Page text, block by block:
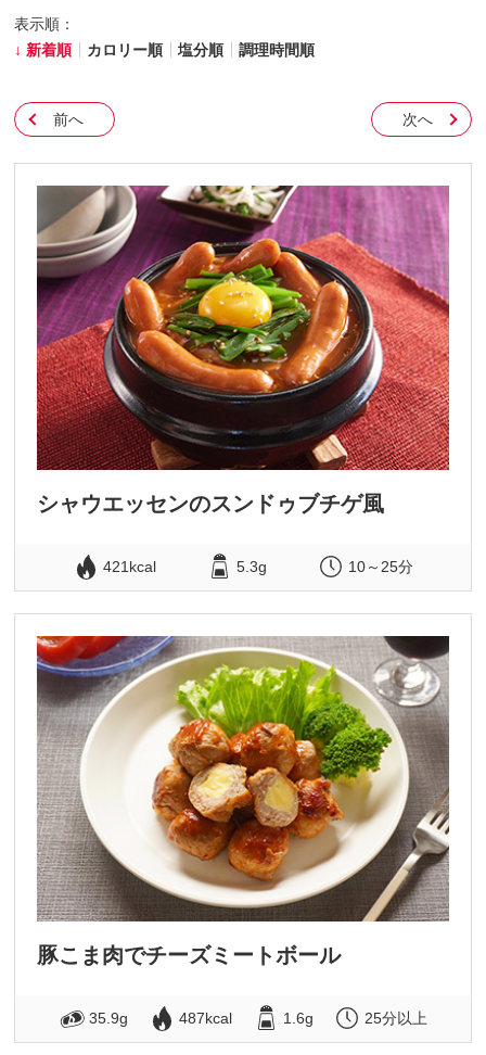
表示順：
新着順
カロリー順 塩分順 調理時間順
前へ 次へ
シャウエッセンのスンドゥブチゲ風
421kcal 5.3g 10～25分
豚こま肉でチーズミートボール
35.9g 487kcal 1.6g 25分以上